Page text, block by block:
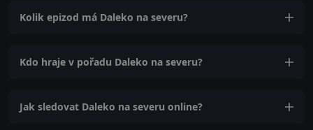
Kolik epizod má Daleko na severu?
Kdo hraje v pořadu Daleko na severu?
Jak sledovat Daleko na severu online?